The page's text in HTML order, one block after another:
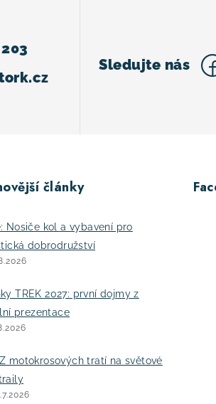
články
Nosiče kol a vybavení pro
dobrodružství
TREK 2027: první dojmy z
prezentace
Z motokrosových tratí na světové